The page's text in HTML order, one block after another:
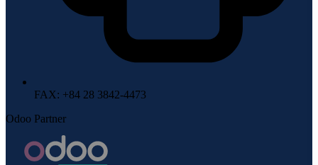
FAX: +84 28 3842-4473
Odoo Partner